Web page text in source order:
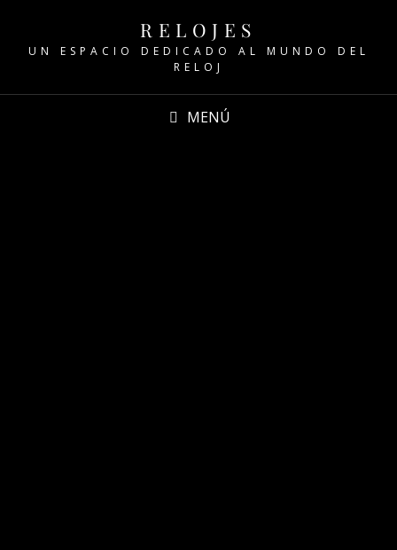
RELOJES
UN ESPACIO DEDICADO AL MUNDO DEL
RELOJ
MENÚ